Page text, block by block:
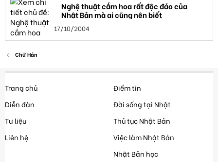
Nghệ thuật cắm hoa rất độc đáo của
Nhật Bản mà ai cũng nên biết
17/10/2004
Chữ Hán
Trang chủ
Diễn đàn
Tư liệu
Liên hệ
Điểm tin
Đời sống tại Nhật
Thủ tục Nhật Bản
Việc làm Nhật Bản
Nhật Bản học